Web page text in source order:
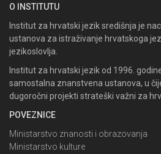
O INSTITUTU
Institut za hrvatski jezik središnja je
ustanova za istraživanje hrvatskoga
jezikoslovlja.
Institut za hrvatski jezik od 1996.
samostalna znanstvena ustanova, u
dugoročni projekti strateški važni za
POVEZNICE
Ministarstvo znanosti i obrazovanja
Ministarstvo kulture